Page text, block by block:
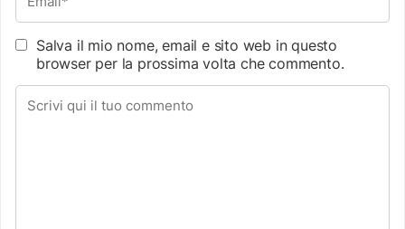
Salva il mio nome, email e sito web in questo
browser per la prossima volta che commento.